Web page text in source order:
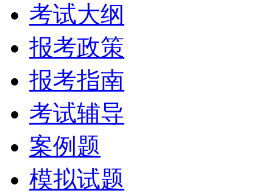
考试大纲
报考政策
报考指南
考试辅导
案例题
模拟试题